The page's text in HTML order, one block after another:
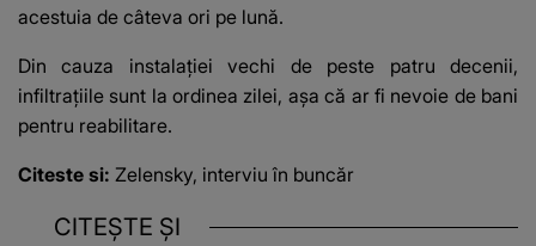
acestuia de câteva ori pe lună.
Din cauza instalației vechi de peste patru decenii,
infiltrațiile sunt la ordinea zilei, așa că ar fi nevoie de bani
pentru reabilitare.
Citeste si: Zelensky, interviu în buncăr
CITEȘTE ȘI